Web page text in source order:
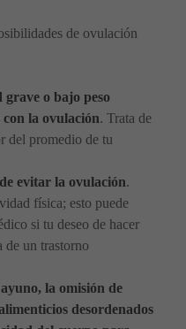
de ovulación
grave o bajo peso
la ovulación. Trata de
del promedio de tu
evitar la ovulación.
física; esto puede
si tu deseo de hacer
de un trastorno
la omisión de
desordenados